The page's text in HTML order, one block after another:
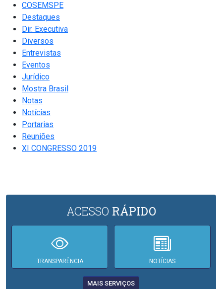
COSEMSPE
Destaques
Dir. Executiva
Diversos
Entrevistas
Eventos
Jurídico
Mostra Brasil
Notas
Notícias
Portarias
Reuniões
XI CONGRESSO 2019
ACESSO RÁPIDO
TRANSPARÊNCIA NOTÍCIAS
MAIS SERVIÇOS